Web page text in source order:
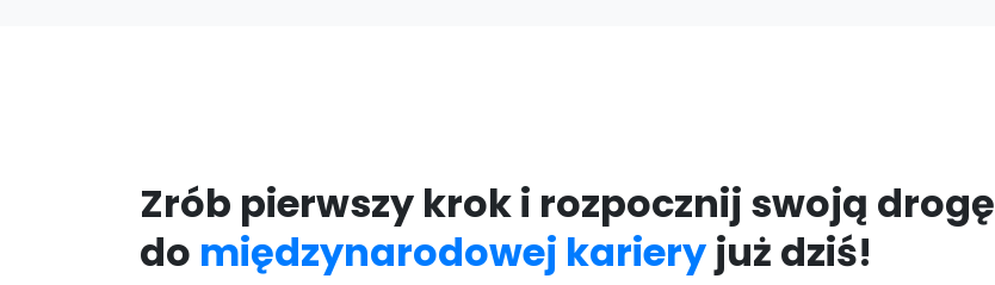
Zrób pierwszy krok i rozpocznij swoją drogę
do międzynarodowej kariery już dziś!